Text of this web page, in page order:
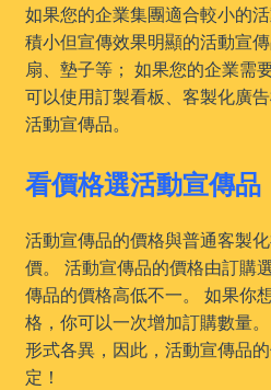
如果您的企業集團適合較小的
積小但宣傳效果明顯的活動宣
扇、墊子等； 如果您的企業需
可以使用訂製看板、客製化廣
活動宣傳品。
看價格選活動宣傳品
活動宣傳品的價格與普通客製
價。 活動宣傳品的價格由訂購
傳品的價格高低不一。 如果你
格，你可以一次增加訂購數量
形式各異，因此，活動宣傳品
定！